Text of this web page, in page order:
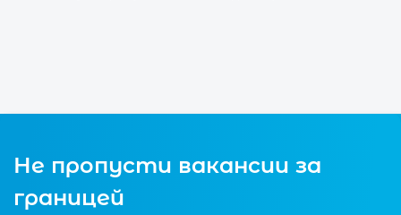
Не пропусти вакансии за
границей